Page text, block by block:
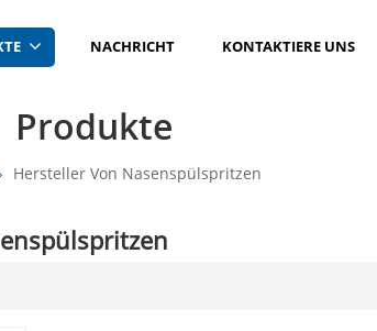
NACHRICHT KONTAKTIERE UNS
Produkte
Hersteller Von Nasenspülspritzen